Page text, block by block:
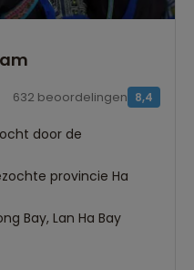
8,4
632 beoordelingen
door de
provincie Ha
Bay, Lan Ha Bay